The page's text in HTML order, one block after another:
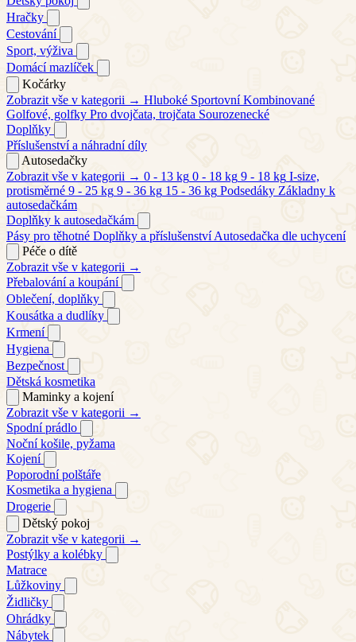
Hračky
Cestování
Sport, výživa
Domácí mazlíček
Kočárky
Zobrazit vše v kategorii → Hluboké Sportovní Kombinované
Golfové, golfky Pro dvojčata, trojčata Sourozenecké
Doplňky
Příslušenství a náhradní díly
Autosedačky
Zobrazit vše v kategorii → 0 - 13 kg 0 - 18 kg 9 - 18 kg I-size,
protisměrné 9 - 25 kg 9 - 36 kg 15 - 36 kg Podsedáky Základny k
autosedačkám
Doplňky k autosedačkám
Pásy pro těhotné Doplňky a příslušenství Autosedačka dle uchycení
Péče o dítě
Zobrazit vše v kategorii →
Přebalování a koupání
Oblečení, doplňky
Kousátka a dudlíky
Krmení
Hygiena
Bezpečnost
Dětská kosmetika
Maminky a kojení
Zobrazit vše v kategorii →
Spodní prádlo
Noční košile, pyžama
Kojení
Poporodní polštáře
Kosmetika a hygiena
Drogerie
Dětský pokoj
Zobrazit vše v kategorii →
Postýlky a kolébky
Matrace
Lůžkoviny
Židličky
Ohrádky
Nábytek